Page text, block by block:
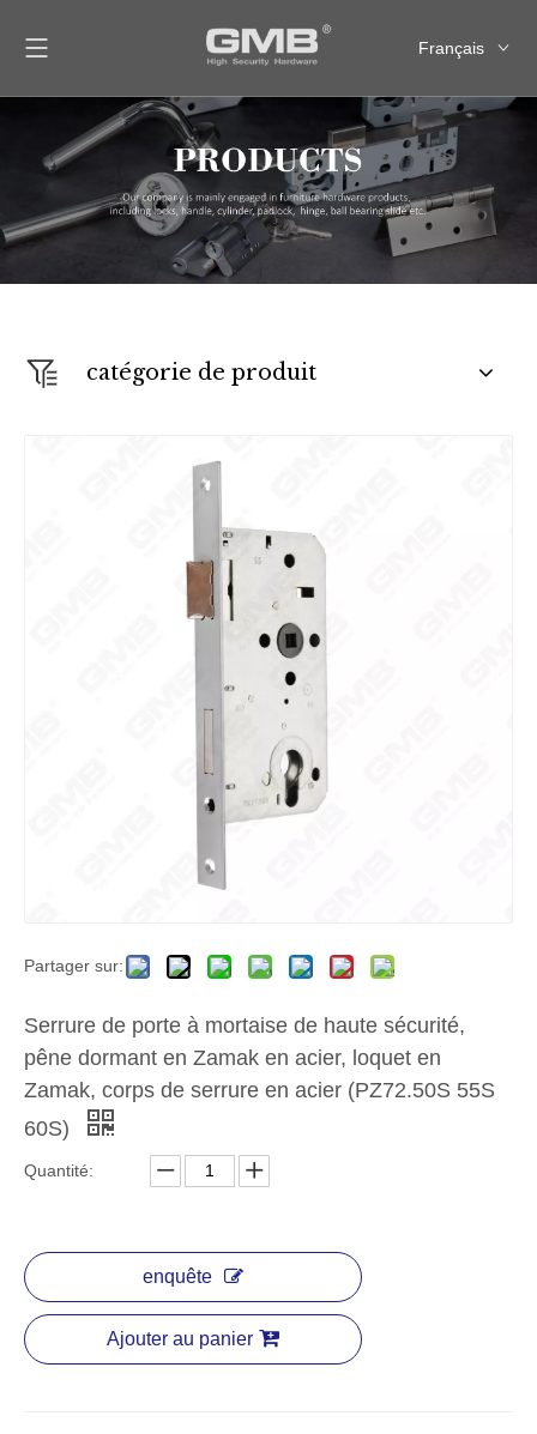
Français
العربية
Pусский
Español
catégorie de produit
Partager sur:
Serrure de porte à mortaise de haute sécurité,
pêne dormant en Zamak en acier, loquet en
Zamak, corps de serrure en acier (PZ72.50S 55S
60S)
Quantité:
enquête
Ajouter au panier